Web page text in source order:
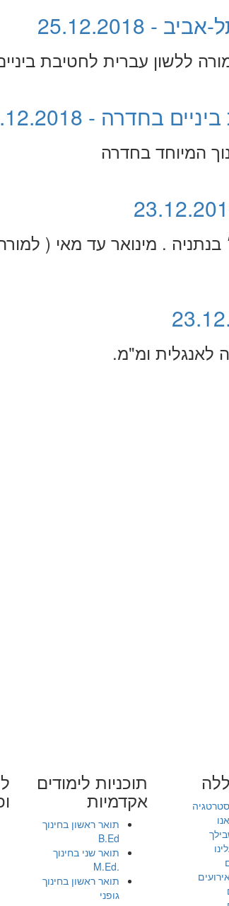
ללשון עברית לחטיבת
- 24.12.2018
המיוחד בחדרה
בנתניה . מינואר עד מאי (
לאנגלית ומ"מ.
תוכניות לימודים
אקדמיות
תואר ראשון בחינוך
B.Ed
תואר שני בחינוך
.M.Ed
תואר ראשון בחינוך
גופני